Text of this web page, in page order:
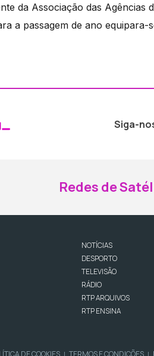
da Associação das Agências
a passagem de ano equipara-
Siga-
Redes de
NOTÍCIAS
DESPORTO
TELEVISÃO
RÁDIO
RTP ARQUIVOS
RTP ENSINA
DE COOKIES | TERMOS E CONDIÇÕES |